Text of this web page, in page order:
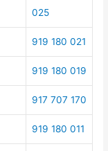
025
919 180 021
919 180 019
917 707 170
919 180 011